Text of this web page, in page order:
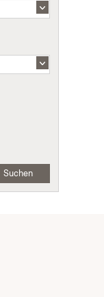
Suchen